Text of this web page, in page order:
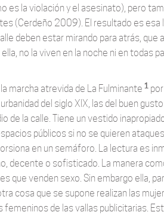
es la violación y el asesinato), pero
(Cerdeño 2009). El resultado es esa
deben estar mirando para atrás,
no la viven en la noche ni en todas
marcha atrevida de La Fulminante 1por
del siglo XIX, las del buen
de la calle. Tiene un vestido
públicos si no se quieren
en un semáforo. La lectura es
decente o sofisticado. La manera
que venden sexo. Sin embargo ella,
cosa que se supone realizan las
de las vallas publicitarias.